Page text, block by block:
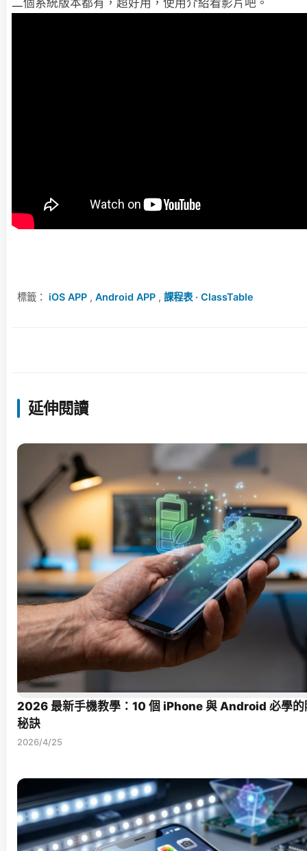
二個系統版本都有，超好用，使用介紹看影片吧。
標籤： iOS APP , Android APP , 課程表 · ClassTable
延伸閱讀
2026 最新手機教學：10 個 iPhone 與 Android 必學的
秘訣
2026/4/25